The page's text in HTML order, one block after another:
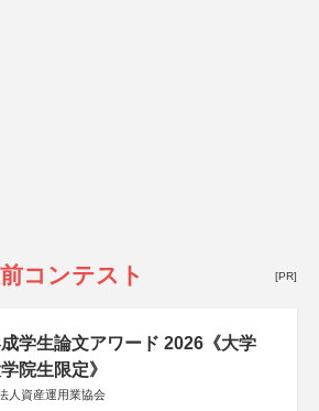
コンテスト [PR]
学生論文アワード 2026《大学
院生限定》
人資産運用業協会